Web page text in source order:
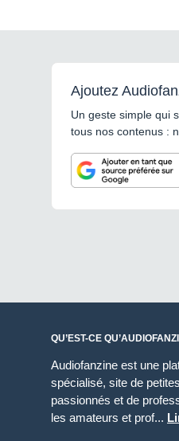
Ajoutez
Un geste simple qui
tous nos contenus :
QU’EST-CE
Audiofanzine est une
spécialisé, site de
passionnés et de
les amateurs et prof...